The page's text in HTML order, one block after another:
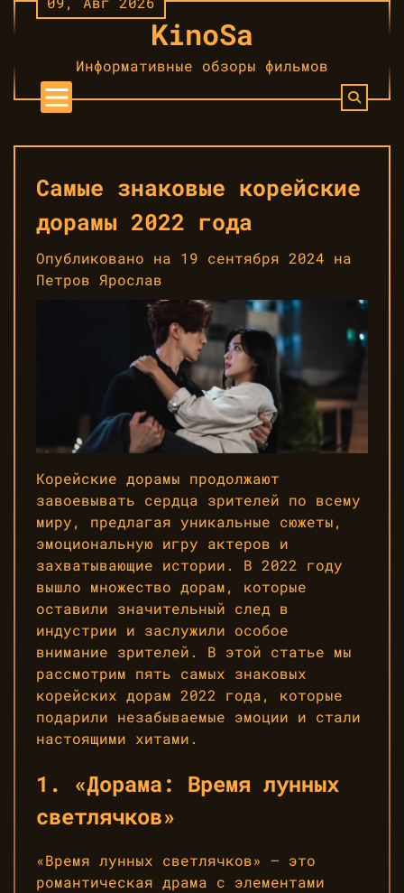
Перейти
KinoSa
Информативные обзоры фильмов
Самые знаковые корейские
дорамы 2022 года
Опубликовано на 19 сентября 2024 на
Петров Ярослав
Корейские дорамы продолжают
завоевывать сердца зрителей по всему
миру, предлагая уникальные сюжеты,
эмоциональную игру актеров и
захватывающие истории. В 2022 году
вышло множество дорам, которые
оставили значительный след в
индустрии и заслужили особое
внимание зрителей. В этой статье мы
рассмотрим пять самых знаковых
корейских дорам 2022 года, которые
подарили незабываемые эмоции и стали
настоящими хитами.
1. «Дорама: Время лунных
светлячков»
«Время лунных светлячков» — это
романтическая драма с элементами